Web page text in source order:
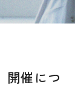
開催につ